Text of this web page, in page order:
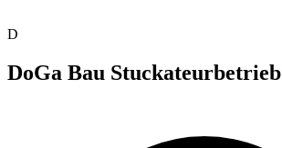
D
DoGa Bau Stuckateurbetrieb